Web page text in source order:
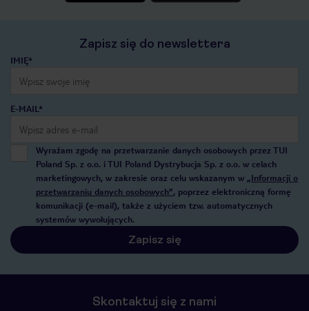
Zapisz się do newslettera
IMIĘ*
E-MAIL*
Wyrażam zgodę na przetwarzanie danych osobowych przez TUI
Poland Sp. z o.o. i TUI Poland Dystrybucja Sp. z o.o. w celach
marketingowych, w zakresie oraz celu wskazanym w „Informacji o
przetwarzaniu danych osobowych”, poprzez elektroniczną formę
komunikacji (e-mail), także z użyciem tzw. automatycznych
systemów wywołujących.
Zapisz się
Skontaktuj się z nami